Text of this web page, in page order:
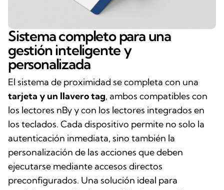
Sistema completo para una
gestión inteligente y
personalizada
El sistema de proximidad se completa con una
tarjeta y un llavero tag, ambos compatibles con
los lectores nBy y con los lectores integrados en
los teclados. Cada dispositivo permite no solo la
autenticación inmediata, sino también la
personalización de las acciones que deben
ejecutarse mediante accesos directos
preconfigurados. Una solución ideal para